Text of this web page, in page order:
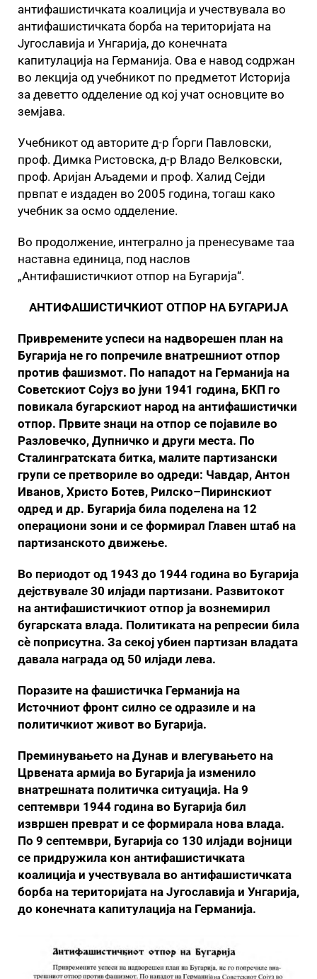
антифашистичката коалиција и учествувала во
антифашистичката борба на територијата на
Југославија и Унгарија, до конечната
капитулација на Германија. Ова е навод содржан
во лекција од учебникот по предметот Историја
за деветто одделение од кој учат основците во
земјава.
Учебникот од авторите д-р Ѓорги Павловски,
проф. Димка Ристовска, д-р Владо Велковски,
проф. Аријан Аљадеми и проф. Халид Сејди
првпат е издаден во 2005 година, тогаш како
учебник за осмо одделение.
Во продолжение, интегрално ја пренесуваме таа
наставна единица, под наслов
„Антифашистичкиот отпор на Бугарија“.
АНТИФАШИСТИЧКИОТ ОТПОР НА БУГАРИЈА
Привремените успеси на надворешен план на
Бугарија не го попречиле внатрешниот отпор
против фашизмот. По нападот на Германија на
Советскиот Сојуз во јуни 1941 година, БКП го
повикала бугарскиот народ на антифашистички
отпор. Првите знаци на отпор се појавиле во
Разловечко, Дупничко и други места. По
Сталингратската битка, малите партизански
групи се претвориле во одреди: Чавдар, Антон
Иванов, Христо Ботев, Рилско–Пиринскиот
одред и др. Бугарија била поделена на 12
операциони зони и се формирал Главен штаб на
партизанското движење.
Во периодот од 1943 до 1944 година во Бугарија
дејствувале 30 илјади партизани. Развитокот
на антифашистичкиот отпор ја вознемирил
бугарската влада. Политиката на репресии била
сѐ поприсутна. За секој убиен партизан владата
давала награда од 50 илјади лева.
Поразите на фашистичка Германија на
Источниот фронт силно се одразиле и на
политичкиот живот во Бугарија.
Преминувањето на Дунав и влегувањето на
Црвената армија во Бугарија ја изменило
внатрешната политичка ситуација. На 9
септември 1944 година во Бугарија бил
извршен преврат и се формирала нова влада.
По 9 септември, Бугарија со 130 илјади војници
се придружила кон антифашистичката
коалиција и учествувала во антифашистичката
борба на територијата на Југославија и Унгарија,
до конечната капитулација на Германија.